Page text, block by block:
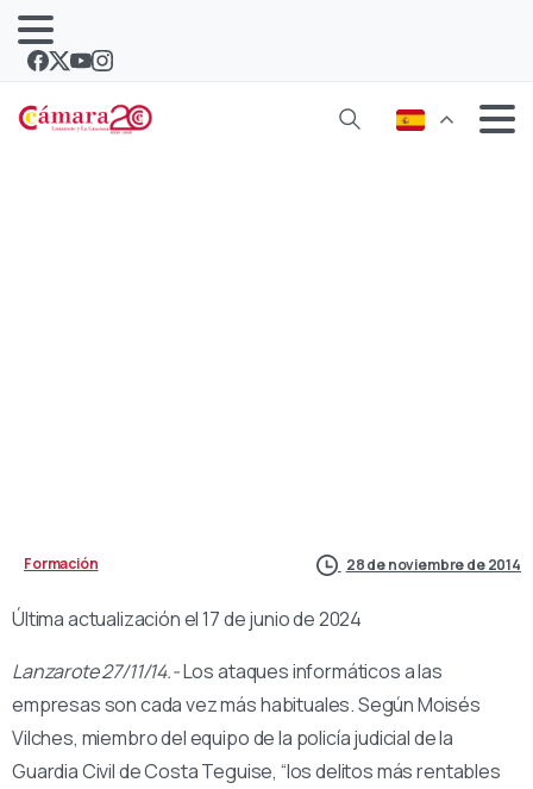
Formación 28 de noviembre de 2014
Última actualización el 17 de junio de 2024
Lanzarote 27/11/14.-Los ataques informáticos a las
empresas son cada vez más habituales. Según Moisés
Vilches, miembro del equipo de la policía judicial de la
Guardia Civil de Costa Teguise, “los delitos más rentables